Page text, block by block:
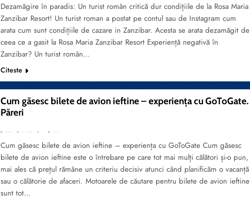
Dezamăgire în paradis: Un turist român critică dur condițiile de la Rosa Maria
Zanzibar Resort! Un turist roman a postat pe contul sau de Instagram cum
arata cum sunt condițiile de cazare in Zanzibar. Acesta se arata dezamăgit de
ceea ce a gasit la Rosa Maria Zanzibar Resort Experiență negativă în
Zanzibar? Un turist român…
Citeste
Cum găsesc bilete de avion ieftine – experiența cu GoToGate.
Păreri
TripVola
Cum găsesc bilete de avion ieftine – experiența cu GoToGate Cum găsesc
bilete de avion ieftine este o întrebare pe care tot mai mulți călători și-o pun,
mai ales că prețul rămâne un criteriu decisiv atunci când planificăm o vacanță
sau o călătorie de afaceri. Motoarele de căutare pentru bilete de avion ieftine
sunt tot…